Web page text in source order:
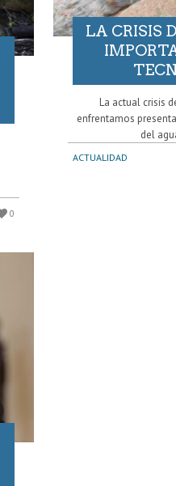
0
LA CRISIS
La actual crisis
enfrentamos
del
ACTUALIDAD